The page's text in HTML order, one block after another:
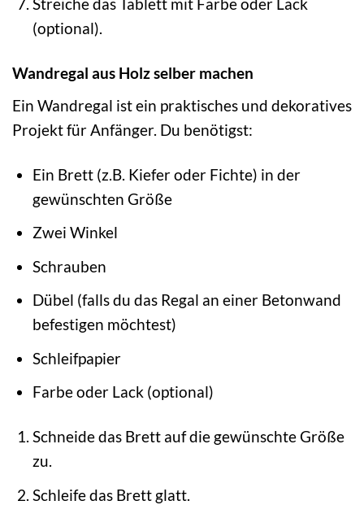
Streiche das Tablett mit Farbe oder Lack
(optional).
Wandregal aus Holz selber machen
Ein Wandregal ist ein praktisches und dekoratives
Projekt für Anfänger. Du benötigst:
Ein Brett (z.B. Kiefer oder Fichte) in der
gewünschten Größe
Zwei Winkel
Schrauben
Dübel (falls du das Regal an einer Betonwand
befestigen möchtest)
Schleifpapier
Farbe oder Lack (optional)
Schneide das Brett auf die gewünschte Größe
zu.
Schleife das Brett glatt.